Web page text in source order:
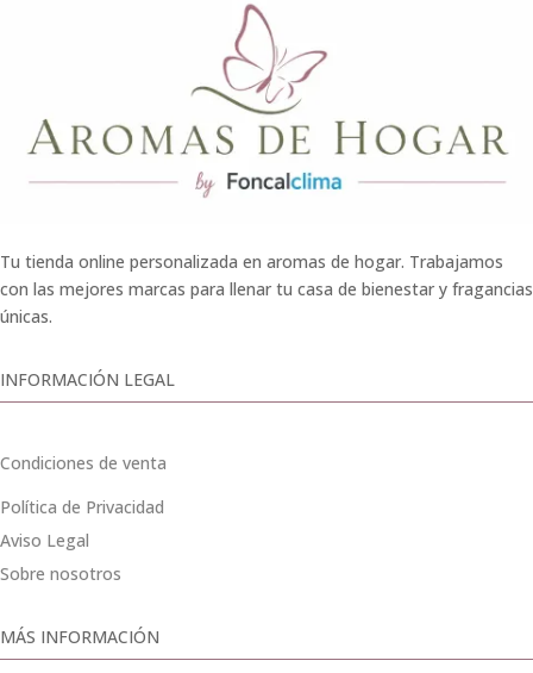
Tu tienda online personalizada en aromas de hogar. Trabajamos
con las mejores marcas para llenar tu casa de bienestar y fragancias
únicas.
INFORMACIÓN LEGAL
Condiciones de venta
Política de Privacidad
Aviso Legal
Sobre nosotros
MÁS INFORMACIÓN